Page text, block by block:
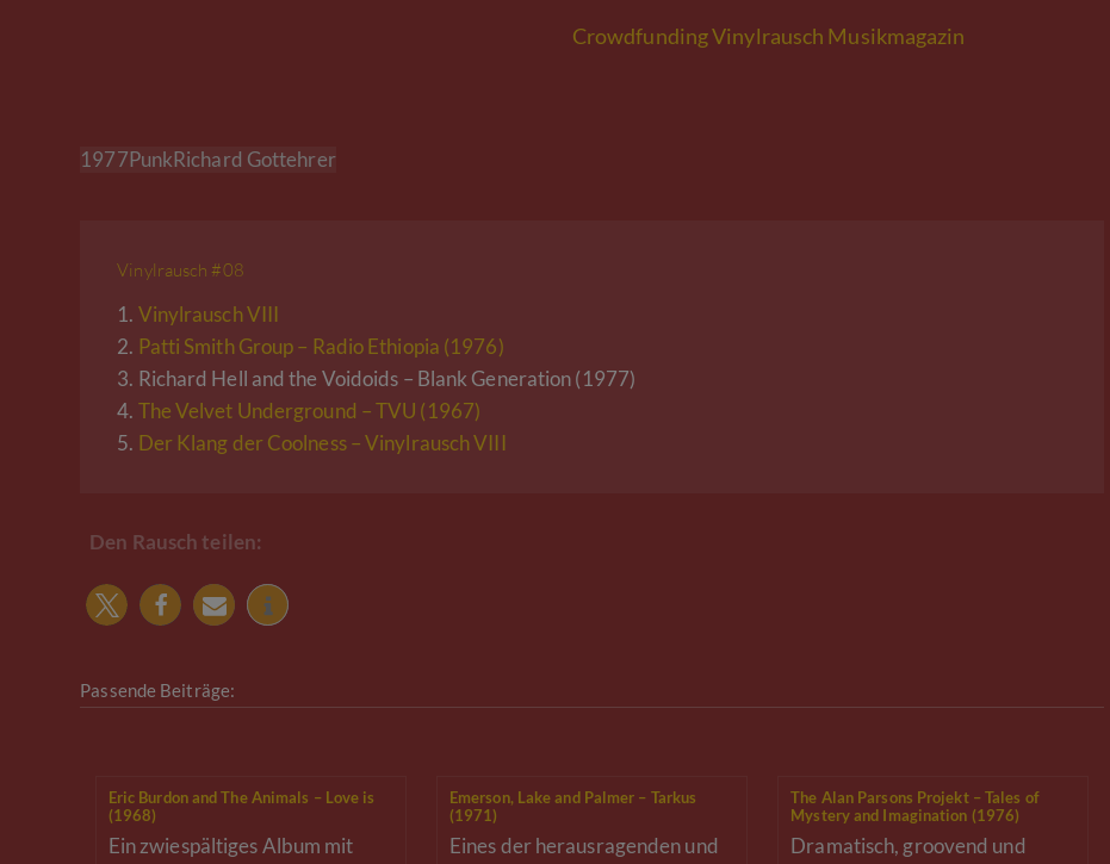
Crowdfunding Vinylrausch Musikmagazin
1977PunkRichard Gottehrer
Vinylrausch #08
1. Vinylrausch VIII
2. Patti Smith Group – Radio Ethiopia (1976)
3. Richard Hell and the Voidoids – Blank Generation (1977)
4. The Velvet Underground – TVU (1967)
5. Der Klang der Coolness – Vinylrausch VIII
Den Rausch teilen:
Passende Beiträge:
Eric Burdon and The Animals – Love is
(1968)
Ein zwiespältiges Album mit
Emerson, Lake and Palmer – Tarkus
(1971)
Eines der herausragenden und
The Alan Parsons Projekt – Tales of
Mystery and Imagination (1976)
Dramatisch, groovend und